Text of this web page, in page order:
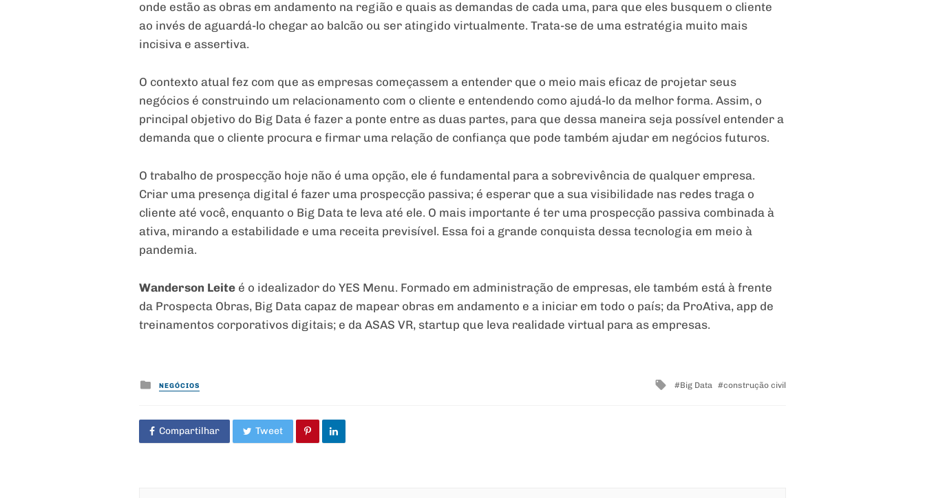
onde estão as obras em andamento na região e quais as demandas de cada uma, para que eles busquem o cliente
ao invés de aguardá-lo chegar ao balcão ou ser atingido virtualmente. Trata-se de uma estratégia muito mais
incisiva e assertiva.
O contexto atual fez com que as empresas começassem a entender que o meio mais eficaz de projetar seus
negócios é construindo um relacionamento com o cliente e entendendo como ajudá-lo da melhor forma. Assim, o
principal objetivo do Big Data é fazer a ponte entre as duas partes, para que dessa maneira seja possível entender a
demanda que o cliente procura e firmar uma relação de confiança que pode também ajudar em negócios futuros.
O trabalho de prospecção hoje não é uma opção, ele é fundamental para a sobrevivência de qualquer empresa.
Criar uma presença digital é fazer uma prospecção passiva; é esperar que a sua visibilidade nas redes traga o
cliente até você, enquanto o Big Data te leva até ele. O mais importante é ter uma prospecção passiva combinada à
ativa, mirando a estabilidade e uma receita previsível. Essa foi a grande conquista dessa tecnologia em meio à
pandemia.
Wanderson Leite é o idealizador do YES Menu. Formado em administração de empresas, ele também está à frente
da Prospecta Obras, Big Data capaz de mapear obras em andamento e a iniciar em todo o país; da ProAtiva, app de
treinamentos corporativos digitais; e da ASAS VR, startup que leva realidade virtual para as empresas.
Posted
in
NEGÓCIOS
Tagged
Big Data construção civil
Compartilhar Tweet